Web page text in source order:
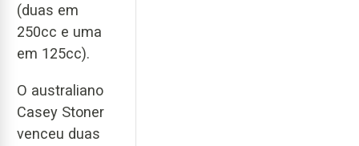
(duas em
250cc e uma
em 125cc).
O australiano
Casey Stoner
venceu duas